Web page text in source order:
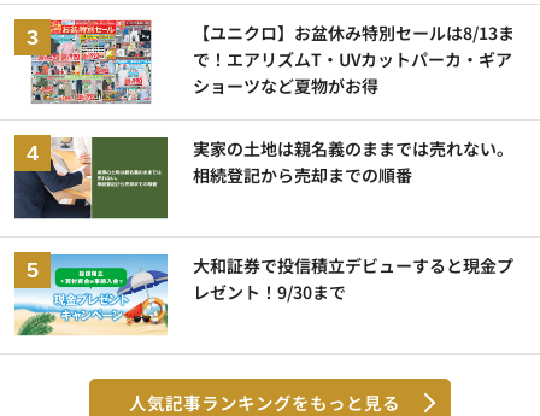
【ユニクロ】お盆休み特別セールは8/13ま
で！エアリズムT・UVカットパーカ・ギア
ショーツなど夏物がお得
実家の土地は親名義のままでは売れない。
相続登記から売却までの順番
大和証券で投信積立デビューすると現金プ
レゼント！9/30まで
人気記事ランキングをもっと見る